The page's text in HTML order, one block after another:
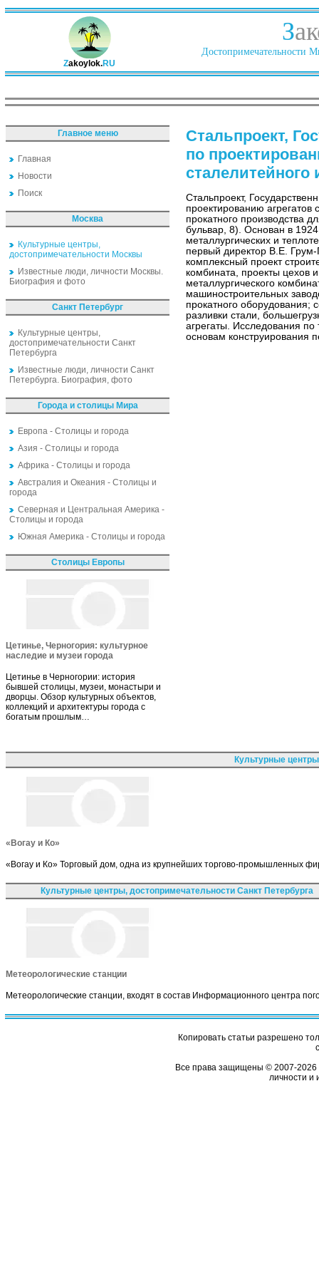
Zakoylok.RU
З
Достопримечательности
Главное меню
Главная
Новости
Поиск
Москва
Культурные центры,
достопримечательности Москвы
Известные люди, личности Москвы.
Биография и фото
Санкт Петербург
Культурные центры,
достопримечательности Санкт
Петербурга
Известные люди, личности Санкт
Петербурга. Биография, фото
Города и столицы Мира
Европа - Столицы и города
Азия - Столицы и города
Африка - Столицы и города
Австралия и Океания - Столицы и
города
Северная и Центральная Америка -
Столицы и города
Южная Америка - Столицы и города
Столицы Европы
Цетинье, Черногория: культурное
наследие и музеи города
Цетинье в Черногории: история
бывшей столицы, музеи, монастыри и
дворцы. Обзор культурных объектов,
коллекций и архитектуры города с
богатым прошлым…
Стальпроект,
по
сталелитейного
Стальпроект,
проектированию агрегатов
прокатного производства
бульвар, 8). Основан в
металлургических и
первый директор В.Е.
комплексный проект
комбината, проекты цехов
металлургического
машиностроительных
прокатного оборудования;
разливки стали,
агрегаты. Исследования
основам конструирования
Культурные
«Вогау и Ко»
«Вогау и Ко» Торговый дом, одна из крупнейших торгово-промышленных
Культурные центры, достопримечательности Санкт Петербурга
Метеорологические станции
Метеорологические станции, входят в состав Информационного центра
Копировать статьи разрешено
Все права защищены © 2007-2026
личности и